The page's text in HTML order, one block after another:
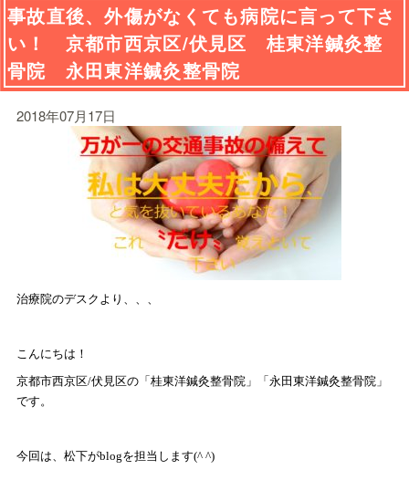
事故直後、外傷がなくても病院に言って下さ
い！ 京都市西京区/伏見区 桂東洋鍼灸整
骨院 永田東洋鍼灸整骨院
2018年07月17日
治療院のデスクより、、、
こんにちは！
京都市西京区/伏見区の「桂東洋鍼灸整骨院」「永田東洋鍼灸整骨院」
です。
今回は、松下がblogを担当します(^ ^)